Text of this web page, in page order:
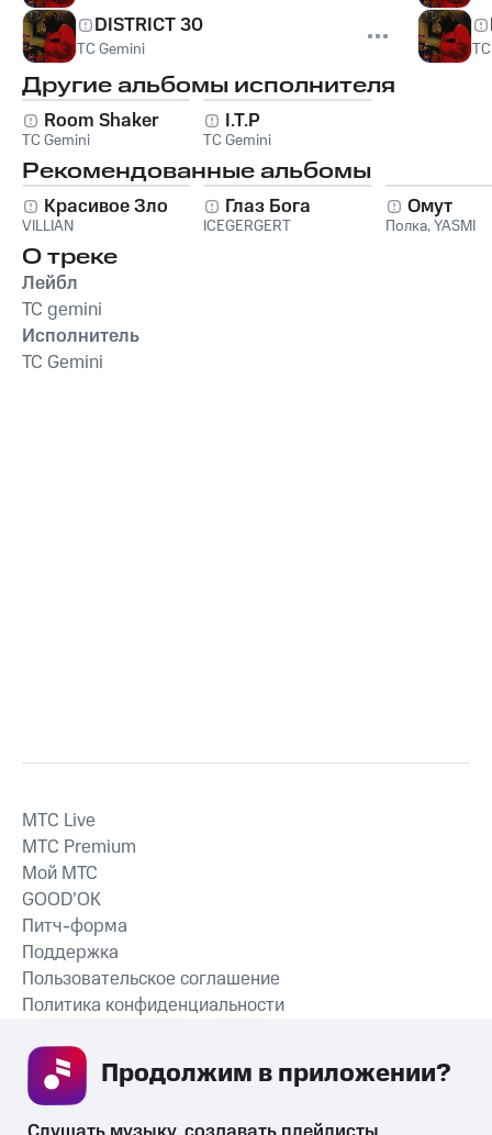
DISTRICT 30
TC Gemini
Другие альбомы исполнителя
Room Shaker
TC Gemini
I.T.P
TC Gemini
Рекомендованные альбомы
Красивое Зло
VILLIAN
Глаз Бога
ICEGERGERT
Омут
Полка,YASMI
О треке
Лейбл
TC gemini
Исполнитель
TC Gemini
СКАЧАТЬ ПРИЛОЖЕНИЕ
MTС Live
MTС Premium
Мой МТС
GOOD’OK
Питч-форма
Поддержка
Пользовательское соглашение
Политика конфиденциальности